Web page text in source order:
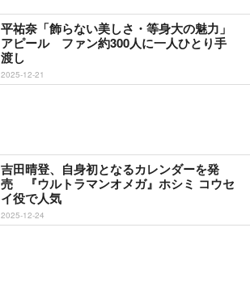
平祐奈「飾らない美しさ・等身大の魅力」
アピール ファン約300人に一人ひとり手
渡し
2025-12-21
吉田晴登、自身初となるカレンダーを発
売 『ウルトラマンオメガ』ホシミ コウセ
イ役で人気
2025-12-24